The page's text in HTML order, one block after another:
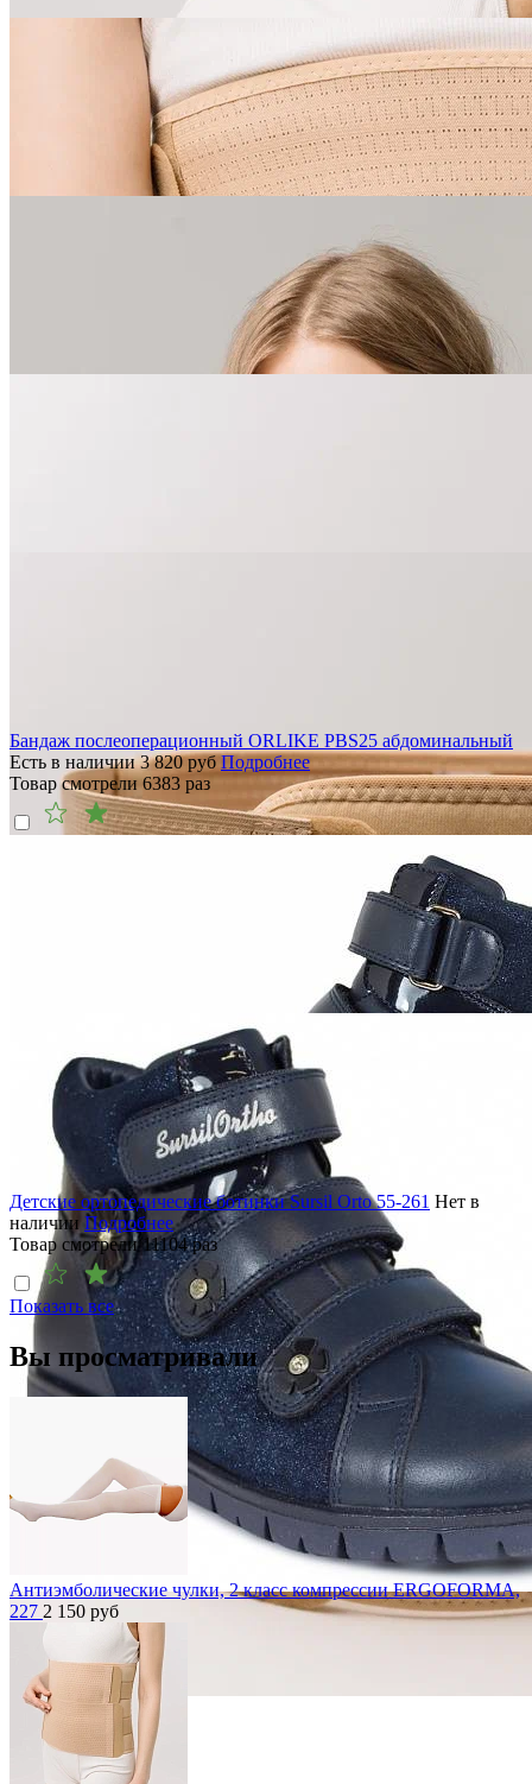
Бандаж послеоперационный ORLIKE PBS25 абдоминальный
Есть в наличии 3 820руб Подробнее
Товар смотрели 6383 раз
Детские ортопедические ботинки Sursil Orto 55-261 Нет в
наличии Подробнее
Товар смотрели11104раз
Показать все
Вы просматривали
Антиэмболические чулки, 2 класс компрессии ERGOFORMA,
227 2 150 руб